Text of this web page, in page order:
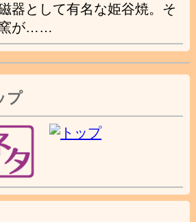
器として有名な姫谷焼。そ
が……
プ